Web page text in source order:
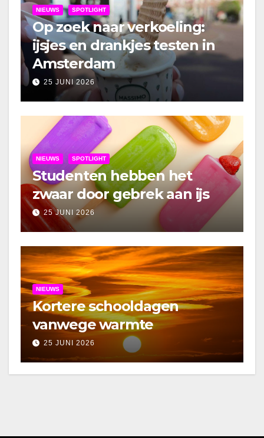
NIEUWS SPOTLIGHT
Op zoek naar verkoeling:
ijsjes en drankjes testen in
Amsterdam
25 JUNI 2026
NIEUWS SPOTLIGHT
Studenten hebben het
zwaar door gebrek aan ijs
25 JUNI 2026
NIEUWS
Kortere schooldagen
vanwege warmte
25 JUNI 2026